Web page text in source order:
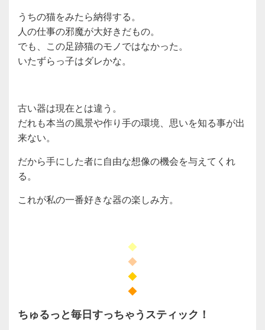
うちの猫をみたら納得する。
人の仕事の邪魔が大好きだもの。
でも、この足跡猫のモノではなかった。
いたずらっ子はダレかな。
古い器は現在とは違う。
だれも本当の風景や作り手の環境、思いを知る事が出
来ない。
だから手にした者に自由な想像の機会を与えてくれ
る。
これが私の一番好きな器の楽しみ方。
◆
◆
◆
◆
ちゅるっと毎日すっちゃうスティック！